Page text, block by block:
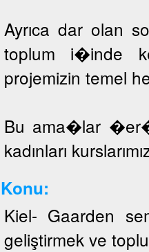
Ayrıca dar olan
toplum i�inde
projemizin temel
Bu ama�lar
kadınları
Konu:
Kiel- Gaarden
geliştirmek ve